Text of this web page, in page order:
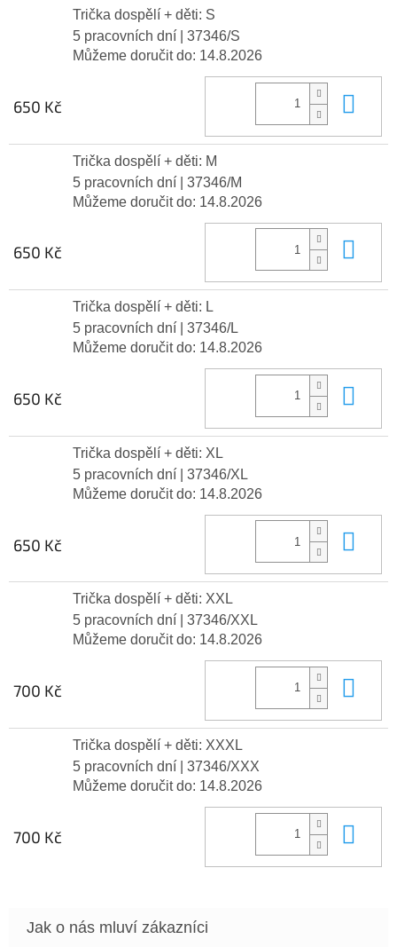
Trička dospělí + děti: S
5 pracovních dní
| 37346/S
Můžeme doručit do: 14.8.2026
650 Kč
Trička dospělí + děti: M
5 pracovních dní
| 37346/M
Můžeme doručit do: 14.8.2026
650 Kč
Trička dospělí + děti: L
5 pracovních dní
| 37346/L
Můžeme doručit do: 14.8.2026
650 Kč
Trička dospělí + děti: XL
5 pracovních dní
| 37346/XL
Můžeme doručit do: 14.8.2026
650 Kč
Trička dospělí + děti: XXL
5 pracovních dní
| 37346/XXL
Můžeme doručit do: 14.8.2026
700 Kč
Trička dospělí + děti: XXXL
5 pracovních dní
| 37346/XXX
Můžeme doručit do: 14.8.2026
700 Kč